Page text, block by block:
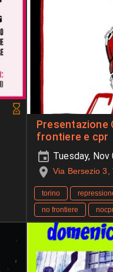
frontiere e cpr
Tuesday,
Via Bersezio 3,
torino
no frontiere